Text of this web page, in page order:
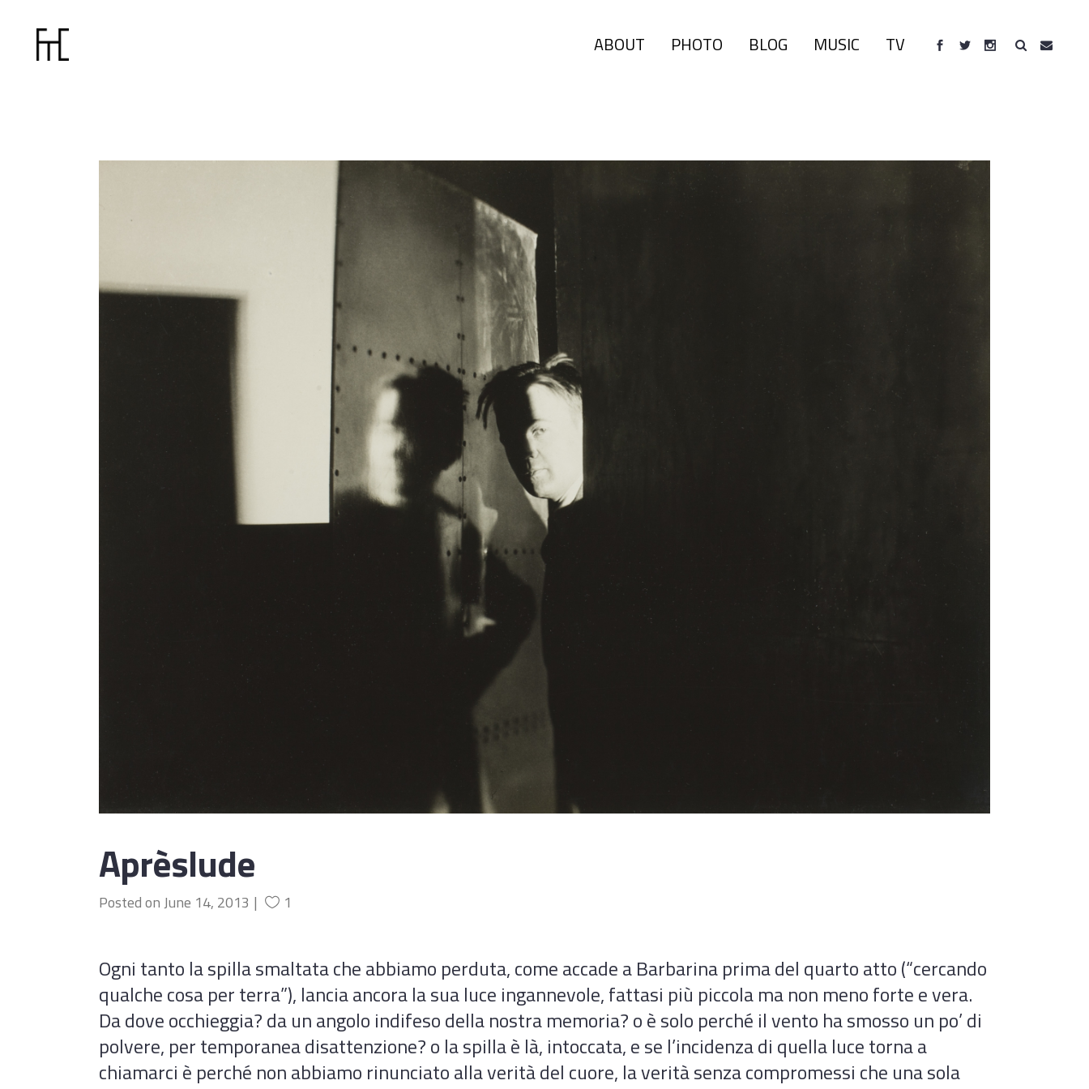
ABOUT PHOTO BLOG MUSIC TV
Aprèslude
Posted onJune 14, 2013 1
Ogni tanto la spilla smaltata che abbiamo perduta, come accade a Barbarina prima del quarto atto (“cercando
qualche cosa per terra”), lancia ancora la sua luce ingannevole, fattasi più piccola ma non meno forte e vera.
Da dove occhieggia? da un angolo indifeso della nostra memoria? o è solo perché il vento ha smosso un po’ di
polvere, per temporanea disattenzione? o la spilla è là, intoccata, e se l’incidenza di quella luce torna a
chiamarci è perché non abbiamo rinunciato alla verità del cuore, la verità senza compromessi che una sola